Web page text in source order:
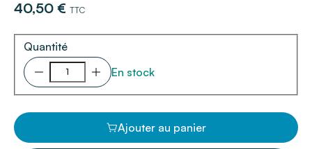
40,50 € TTC
Quantité
En stock
Ajouter au panier